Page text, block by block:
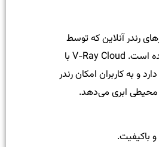
رندر آنلاین که توسط
Chaos Group ارائه شده است. V-Ray Cloud با
و به کاربران امکان رندر
محیطی ابری می‌دهد.
باکیفیت.